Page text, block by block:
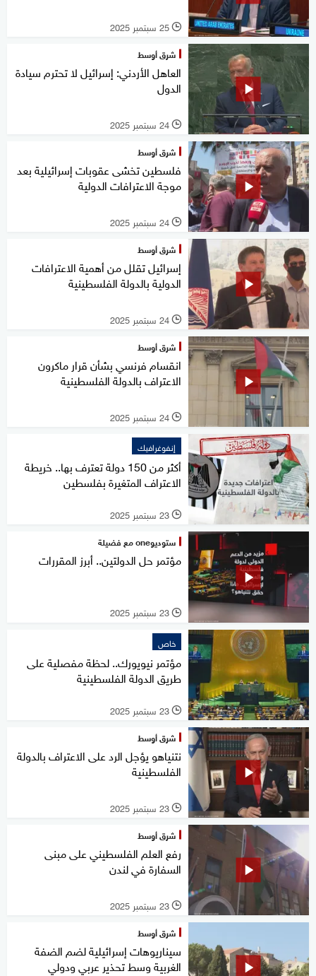
l 25 سبتمبر 2025
شرق أوسط
العاهل الأردني: إسرائيل لا تحترم سيادة
الدول
l 24 سبتمبر 2025
شرق أوسط
فلسطين تخشى عقوبات إسرائيلية بعد
موجة الاعترافات الدولية
l 24 سبتمبر 2025
شرق أوسط
إسرائيل تقلل من أهمية الاعترافات
الدولية بالدولة الفلسطينية
l 24 سبتمبر 2025
شرق أوسط
انقسام فرنسي بشأن قرار ماكرون
الاعتراف بالدولة الفلسطينية
l 24 سبتمبر 2025
إنفوغرافيك
أكثر من 150 دولة تعترف بها.. خريطة
الاعتراف المتغيرة بفلسطين
l 23 سبتمبر 2025
ستوديوone مع فضيلة
مؤتمر حل الدولتين.. أبرز المقررات
l 23 سبتمبر 2025
خاص
مؤتمر نيويورك.. لحظة مفصلية على
طريق الدولة الفلسطينية
l 23 سبتمبر 2025
شرق أوسط
نتنياهو يؤجل الرد على الاعتراف بالدولة
الفلسطينية
l 23 سبتمبر 2025
شرق أوسط
رفع العلم الفلسطيني على مبنى
السفارة في لندن
l 23 سبتمبر 2025
شرق أوسط
سيناريوهات إسرائيلية لضم الضفة
الغربية وسط تحذير عربي ودولي